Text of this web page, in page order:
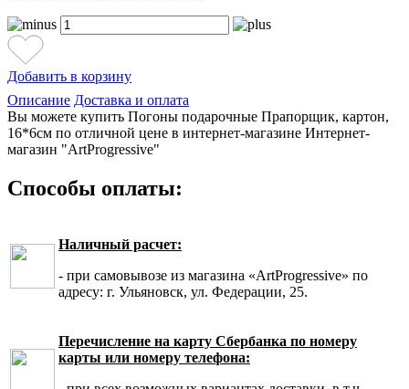
Добавить в корзину
Описание Доставка и оплата
Вы можете купить Погоны подарочные Прапорщик, картон,
16*6см по отличной цене в интернет-магазине Интернет-
магазин "ArtProgressive"
Способы оплаты:
Наличный расчет:
- при самовывозе из магазина «ArtProgressive» по
адресу: г. Ульяновск, ул. Федерации, 25.
Перечисление на карту Сбербанка по номеру
карты или номеру телефона: